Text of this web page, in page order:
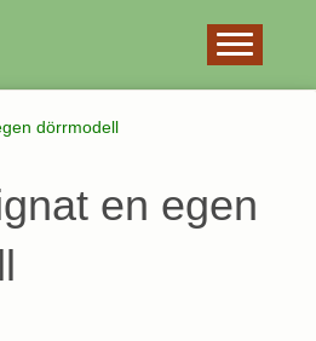
dörrmodell
en egen